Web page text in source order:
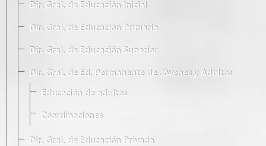
Dir. Gral. de Educación Inicial
Dir. Gral. de Educación Primaria
Dir. Gral. de Educación Superior
Dir. Gral. de Ed. Permanente de Jóvenes y Adultos
Educación de adultos
Coordinaciones
Dir. Gral. de Educación Privada